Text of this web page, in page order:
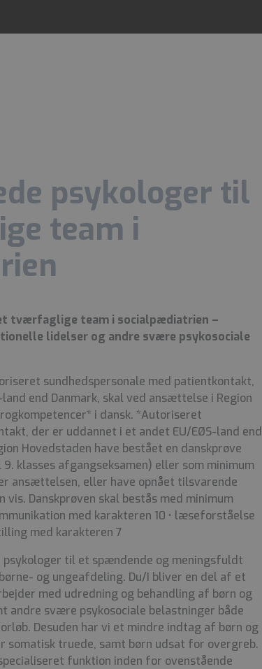
psykologer til
team i
tværfaglige team i socialpædiatrien –
lidelser og andre svære psykosociale
sundhedspersonale med patientkontakt,
end Danmark, skal ved ansættelse i Region
i dansk. *Autoriseret
der er uddannet i et andet EU/EØS-land end
Hovedstaden have bestået en danskprøve
klasses afgangseksamen) eller som minimum
ansættelsen, eller have opnået tilsvarende
vis. Danskprøven skal bestås med minimum
med karakteren 10 • læseforståelse
med karakteren 7
til et spændende og meningsfuldt
og ungeafdeling. Du/I bliver en del af et
med udredning og behandling af børn og
andre svære psykosociale belastninger både
Desuden har vi et mindre indtag af børn og
somatisk truede, samt børn udsat for overgreb.
funktion inden for ovenstående